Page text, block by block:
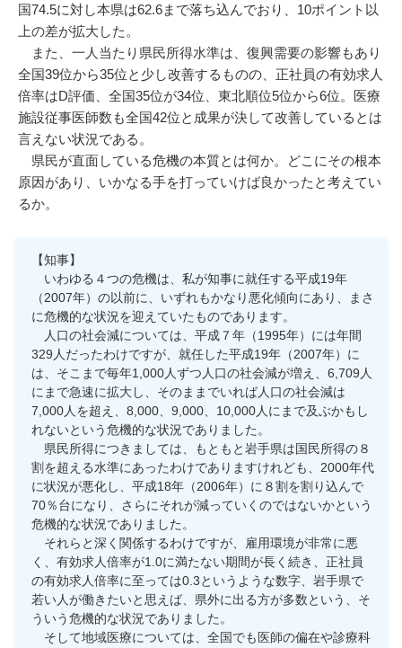
国74.5に対し本県は62.6まで落ち込んでおり、10ポイント以
上の差が拡大した。
また、一人当たり県民所得水準は、復興需要の影響もあり
全国39位から35位と少し改善するものの、正社員の有効求人
倍率はD評価、全国35位が34位、東北順位5位から6位。医療
施設従事医師数も全国42位と成果が決して改善しているとは
言えない状況である。
県民が直面している危機の本質とは何か。どこにその根本
原因があり、いかなる手を打っていけば良かったと考えてい
るか。
【知事】
いわゆる４つの危機は、私が知事に就任する平成19年
（2007年）の以前に、いずれもかなり悪化傾向にあり、まさ
に危機的な状況を迎えていたものであります。
人口の社会減については、平成７年（1995年）には年間
329人だったわけですが、就任した平成19年（2007年）に
は、そこまで毎年1,000人ずつ人口の社会減が増え、6,709人
にまで急速に拡大し、そのままでいれば人口の社会減は
7,000人を超え、8,000、9,000、10,000人にまで及ぶかもし
れないという危機的な状況でありました。
県民所得につきましては、もともと岩手県は国民所得の８
割を超える水準にあったわけでありますけれども、2000年代
に状況が悪化し、平成18年（2006年）に８割を割り込んで
70％台になり、さらにそれが減っていくのではないかという
危機的な状況でありました。
それらと深く関係するわけですが、雇用環境が非常に悪
く、有効求人倍率が1.0に満たない期間が長く続き、正社員
の有効求人倍率に至っては0.3というような数字、岩手県で
若い人が働きたいと思えば、県外に出る方が多数という、そ
ういう危機的な状況でありました。
そして地域医療については、全国でも医師の偏在や診療科